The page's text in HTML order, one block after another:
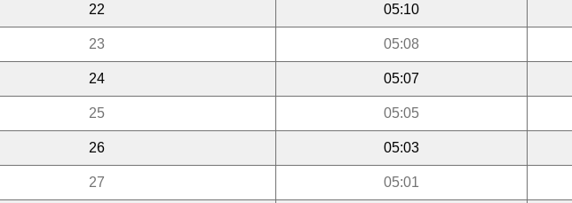
22 05:10
23 05:08
24 05:07
25 05:05
26 05:03
27 05:01